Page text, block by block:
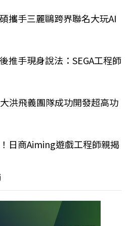
攜手三麗鷗跨界聯名大玩AI
推手現身說法：SEGA工程師
洪飛義團隊成功開發超高功
日商Aiming遊戲工程師親揭